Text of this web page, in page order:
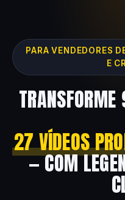
PARA VENDEDORES
E
27 VÍDEOS
— COM